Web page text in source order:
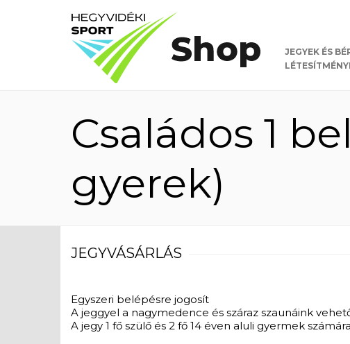
JEGYEK ÉS
Családos 1
gyerek)
JEGYVÁSÁRLÁS
Egyszeri belépésre jogosít
A jeggyel a nagymedence és száraz szaunáink
A jegy 1 fő szülő és 2 fő 14 éven aluli gyermek